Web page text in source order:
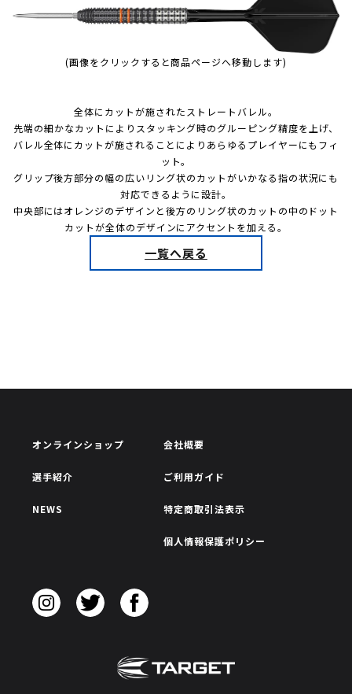
(画像をクリックすると商品ページへ移動します)
全体にカットが施されたストレートバレル。
先端の細かなカットによりスタッキング時のグルーピング精度を上げ、
バレル全体にカットが施されることによりあらゆるプレイヤーにもフィ
ット。
グリップ後方部分の幅の広いリング状のカットがいかなる指の状況にも
対応できるように設計。
中央部にはオレンジのデザインと後方のリング状のカットの中のドット
カットが全体のデザインにアクセントを加える。
一覧へ戻る
オンラインショップ
選手紹介
NEWS
会社概要
ご利用ガイド
特定商取引法表示
個人情報保護ポリシー